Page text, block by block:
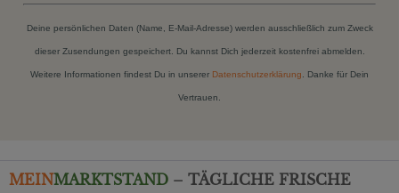
Deine persönlichen Daten (Name, E-Mail-Adresse) werden ausschließlich zum Zweck
dieser Zusendungen gespeichert. Du kannst Dich jederzeit kostenfrei abmelden.
Weitere Informationen findest Du in unserer Datenschutzerklärung . Danke für Dein
Vertrauen.
MEINMARKTSTAND – TÄGLICHE FRISCHE